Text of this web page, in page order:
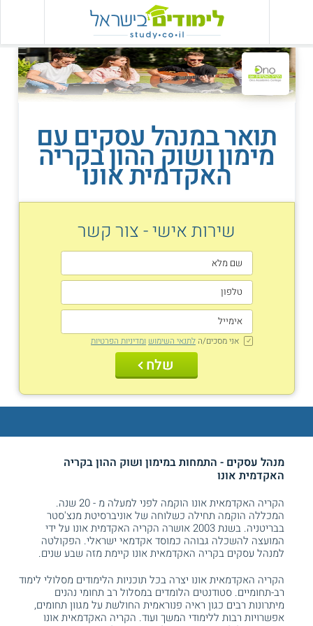
תואר במנהל עסקים עם
מימון ושוק ההון בקריה
האקדמית אונו
שירות אישי - צור קשר
אני מסכים/ה לתנאי השימוש ומדיניות הפרטיות
שלח
מנהל עסקים - התמחות במימון ושוק ההון בקריה
האקדמית אונו
הקריה האקדמאית אונו הוקמה לפני למעלה מ - 20 שנה.
המכללה הוקמה תחילה כשלוחה של אוניברסיטת מנצ'סטר
בבריטניה. בשנת 2003 אושרה הקריה האקדמית אונו על ידי
המועצה להשכלה גבוהה כמוסד אקדמאי ישראלי. הפקולטה
למנהל עסקים בקריה האקדמאית אונו קיימת מזה שבע שנים.
הקריה האקדמאית אונו יצרה בכל תוכניות הלימודים מסלולי לימוד
רב-תחומיים. סטודנטים הלומדים במסלול רב תחומי נהנים
מיתרונות רבים כגון ראיה פנוראמית החולשת על מגוון תחומים,
אפשרויות רבות ללימודי המשך ועוד. הקריה האקדמאית אונו